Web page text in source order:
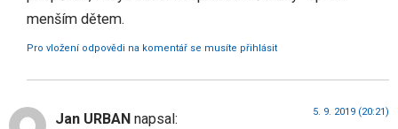
menším dětem.
Pro vložení odpovědi na komentář se musíte přihlásit
Jan URBAN napsal: 5. 9. 2019 (20:21)